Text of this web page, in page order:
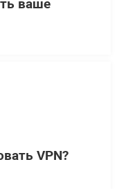
ваше
VPN?